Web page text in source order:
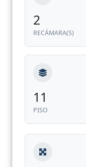
2
RECÁMARA(S)
11
PISO